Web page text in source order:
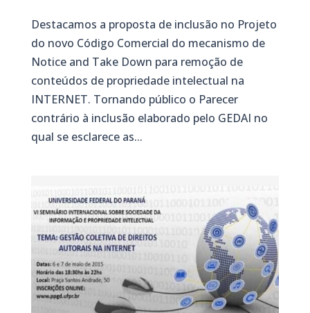
Destacamos a proposta de inclusão no Projeto
do novo Código Comercial do mecanismo de
Notice and Take Down para remoção de
conteúdos de propriedade intelectual na
INTERNET. Tornando público o Parecer
contrário à inclusão elaborado pelo GEDAI no
qual se esclarece as...